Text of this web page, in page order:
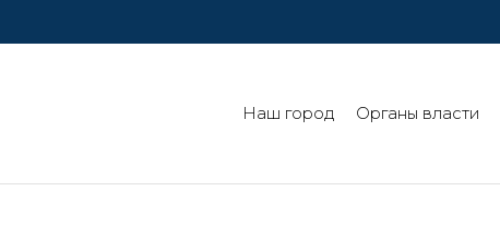
Наш город Органы власти